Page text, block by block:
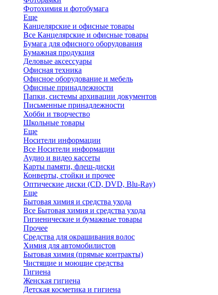
Фотохимия и фотобумага
Еще
Канцелярские и офисные товары
Все Канцелярские и офисные товары
Бумага для офисного оборудования
Бумажная продукция
Деловые аксессуары
Офисная техника
Офисное оборудование и мебель
Офисные принадлежности
Папки, системы архивации документов
Письменные принадлежности
Хобби и творчество
Школьные товары
Еще
Носители информации
Все Носители информации
Аудио и видео кассеты
Карты памяти, флеш-диски
Конверты, стойки и прочее
Оптические диски (CD, DVD, Blu-Ray)
Еще
Бытовая химия и средства ухода
Все Бытовая химия и средства ухода
Гигиенические и бумажные товары
Прочее
Средства для окрашивания волос
Химия для автомобилистов
Бытовая химия (прямые контракты)
Чистящие и моющие средства
Гигиена
Женская гигиена
Детская косметика и гигиена